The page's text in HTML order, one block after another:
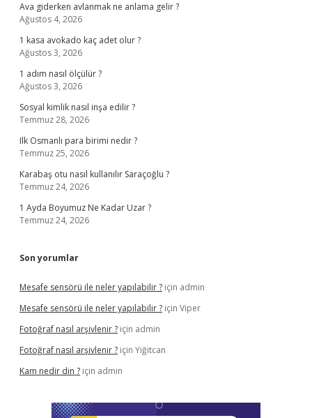
Ava giderken avlanmak ne anlama gelir ?
Ağustos 4, 2026
1 kasa avokado kaç adet olur ?
Ağustos 3, 2026
1 adım nasıl ölçülür ?
Ağustos 3, 2026
Sosyal kimlik nasıl inşa edilir ?
Temmuz 28, 2026
Ilk Osmanlı para birimi nedir ?
Temmuz 25, 2026
Karabaş otu nasıl kullanılır Saraçoğlu ?
Temmuz 24, 2026
1 Ayda Boyumuz Ne Kadar Uzar ?
Temmuz 24, 2026
Son yorumlar
Mesafe sensörü ile neler yapılabilir ? için admin
Mesafe sensörü ile neler yapılabilir ? için Viper
Fotoğraf nasıl arşivlenir ? için admin
Fotoğraf nasıl arşivlenir ? için Yiğitcan
Kam nedir din ? için admin